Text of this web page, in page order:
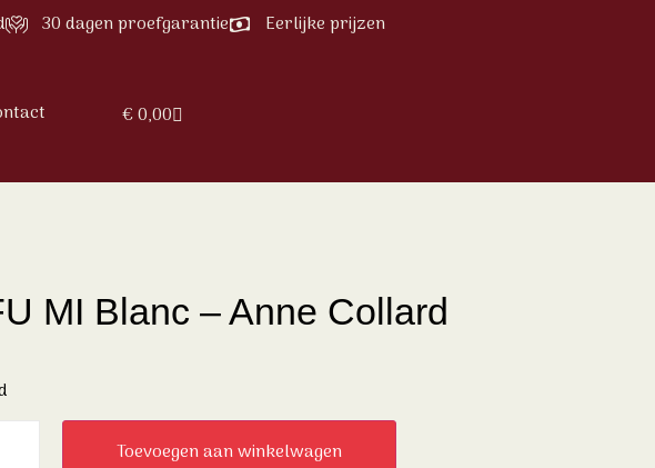
30 dagen proefgarantie Eerlijke prijzen
€0,00
MI Blanc – Anne Collard
Toevoegen aan winkelwagen